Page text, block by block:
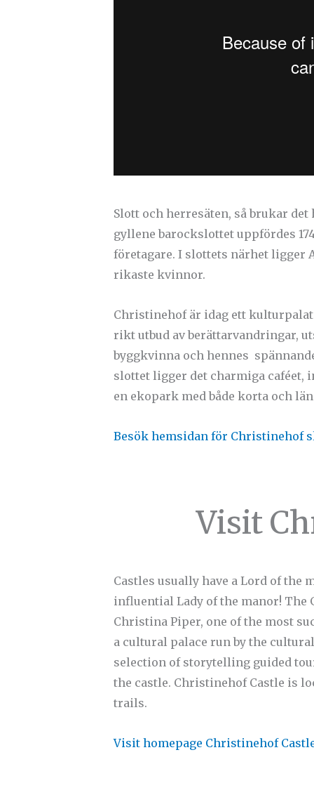
Slott och herresäten, så brukar
gyllene barockslottet uppfördes
företagare. I slottets närhet ligger
rikaste kvinnor.
Christinehof är idag ett
rikt utbud av berättarvandringar,
byggkvinna och hennes
slottet ligger det charmiga
en ekopark med både korta och
Besök hemsidan för Christinehof
Visit
Castles usually have a Lord of the
influential Lady of the manor! The
Christina Piper, one of the most
a cultural palace run by the
selection of storytelling guided
the castle. Christinehof Castle is
trails.
Visit homepage Christinehof